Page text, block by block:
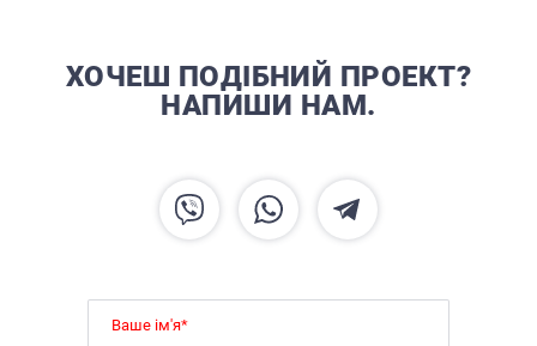
ХОЧЕШ ПОДІБНИЙ ПРОЕКТ?
НАПИШИ НАМ.